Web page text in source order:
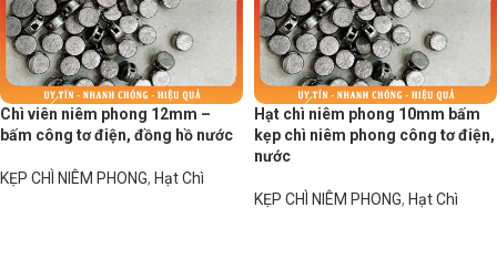
Chì viên niêm phong 12mm –
bấm công tơ điện, đồng hồ nước
KẸP CHÌ NIÊM PHONG, Hạt Chì
Hạt chì niêm phong 10mm bấm
kẹp chì niêm phong công tơ điện,
nước
KẸP CHÌ NIÊM PHONG, Hạt Chì